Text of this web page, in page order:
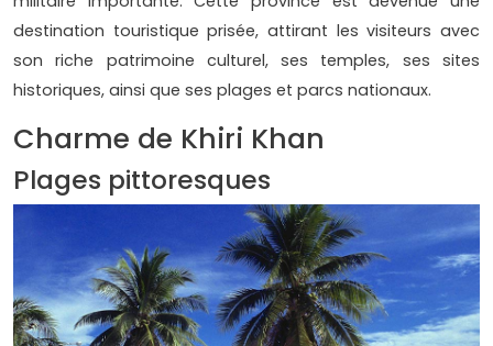
destination touristique prisée, attirant les visiteurs avec
son riche patrimoine culturel, ses temples, ses sites
historiques, ainsi que ses plages et parcs nationaux.
Charme de Khiri Khan
Plages pittoresques